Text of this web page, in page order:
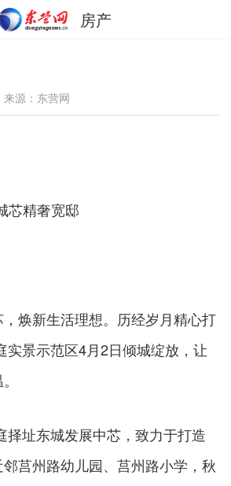
房产
来源：东营网
精奢宽邸
焕新生活理想。历经岁月精心打
实景示范区4月2日倾城绽放，让
址东城发展中芯，致力于打造
莒州路幼儿园、莒州路小学，秋